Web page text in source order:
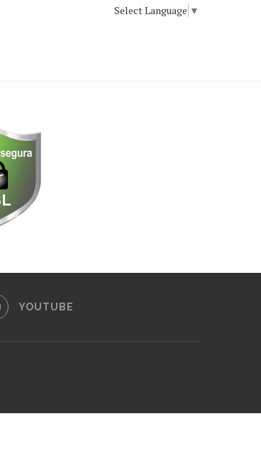
Select Language ▼
YOUTUBE